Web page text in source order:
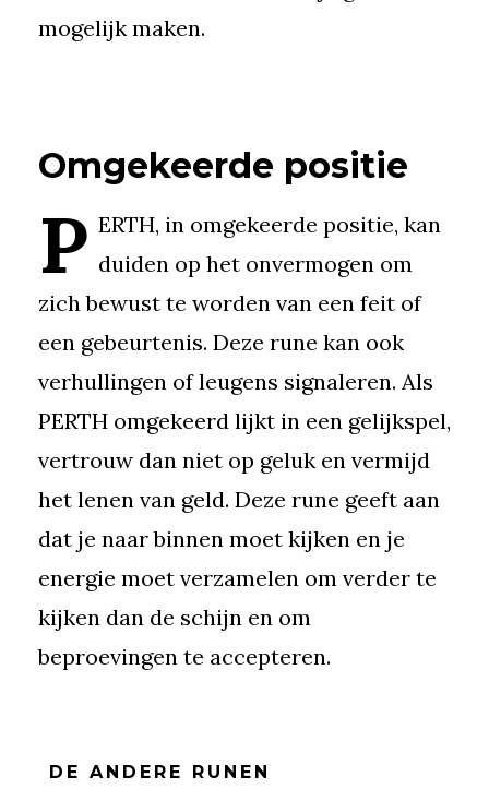
mogelijk maken.
Omgekeerde positie
P ERTH, in omgekeerde positie, kan
duiden op het onvermogen om
zich bewust te worden van een feit of
een gebeurtenis. Deze rune kan ook
verhullingen of leugens signaleren. Als
PERTH omgekeerd lijkt in een gelijkspel,
vertrouw dan niet op geluk en vermijd
het lenen van geld. Deze rune geeft aan
dat je naar binnen moet kijken en je
energie moet verzamelen om verder te
kijken dan de schijn en om
beproevingen te accepteren.
DE ANDERE RUNEN